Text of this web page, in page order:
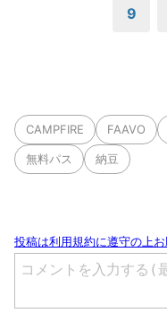
9
CAMPFIRE FAAVO
無料パス 納豆